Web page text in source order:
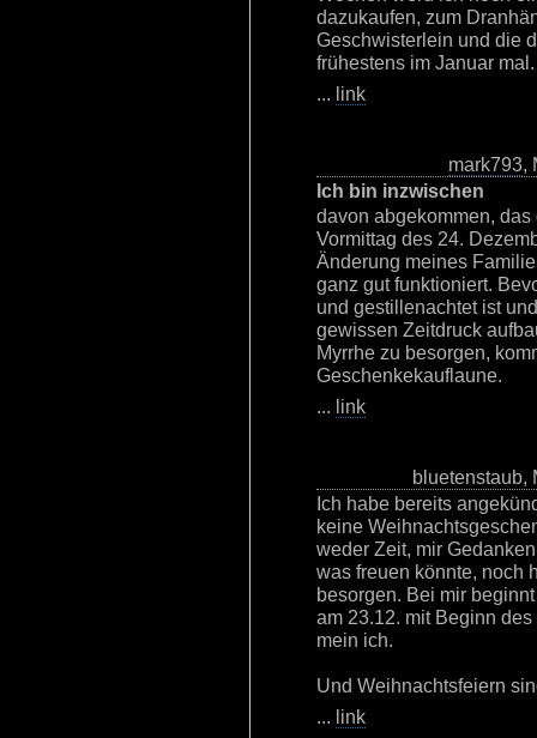
dazukaufen, zum
Geschwisterlein und die
frühestens im Januar mal.
... link
mark793,
Ich bin inzwischen
davon abgekommen,
Vormittag des 24.
Änderung meines
ganz gut funktioniert.
und gestillenachtet ist
gewissen Zeitdruck
Myrrhe zu besorgen,
Geschenkekauflaune.
... link
bluetenstaub,
Ich habe bereits
keine
weder Zeit, mir
was freuen könnte, noch
besorgen. Bei mir
am 23.12. mit Beginn
mein ich.
Und Weihnachtsfeiern
... link